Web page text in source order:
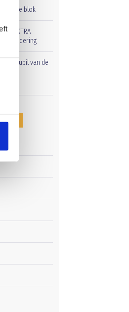
blok
de EXTRA
Pupil van de